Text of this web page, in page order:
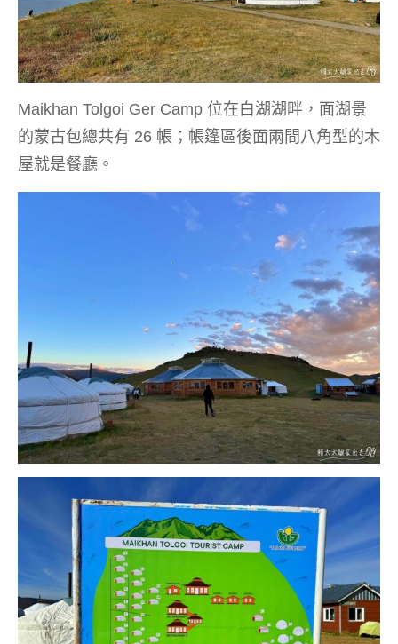
Maikhan Tolgoi Ger Camp 位在白湖湖畔，面湖景
的蒙古包總共有 26 帳；帳篷區後面兩間八角型的木
屋就是餐廳。